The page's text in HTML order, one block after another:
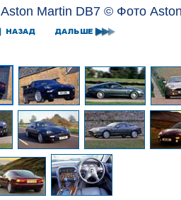
Aston Martin DB7 © Фото